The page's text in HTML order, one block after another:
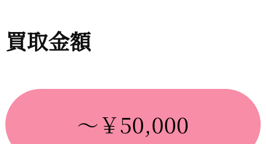
買取金額
～￥50,000